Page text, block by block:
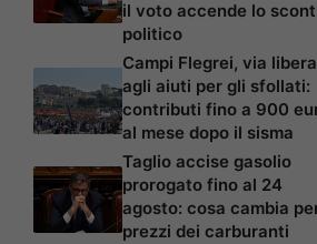
il voto accende lo
politico
Campi Flegrei, via libera
agli aiuti per gli sfollati:
contributi fino a 900
al mese dopo il sisma
Taglio accise gasolio
prorogato fino al 24
agosto: cosa cambia
prezzi dei carburanti